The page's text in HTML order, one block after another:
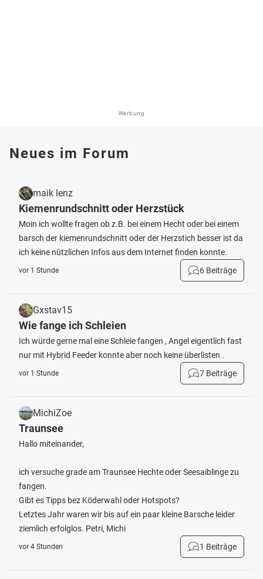
Werbung
Neues im Forum
maik lenz
Kiemenrundschnitt oder Herzstück
Moin ich wollte fragen ob z.B. bei einem Hecht oder bei einem
barsch der kiemenrundschnitt oder der Herzstich besser ist da
ich keine nützlichen Infos aus dem Internet finden konnte.
vor 1 Stunde 6 Beiträge
Gxstav15
Wie fange ich Schleien
Ich würde gerne mal eine Schleie fangen , Angel eigentlich fast
nur mit Hybrid Feeder konnte aber noch keine überlisten .
vor 1 Stunde 7 Beiträge
MichiZoe
Traunsee
Hallo miteinander,
ich versuche grade am Traunsee Hechte oder Seesaiblinge zu
fangen.
Gibt es Tipps bez Köderwahl oder Hotspots?
Letztes Jahr waren wir bis auf ein paar kleine Barsche leider
ziemlich erfolglos. Petri, Michi
vor 4 Stunden 1 Beiträge